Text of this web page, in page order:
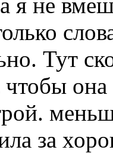
Тут
чтобы
за